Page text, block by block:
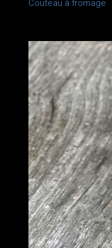
Couteau à fromage